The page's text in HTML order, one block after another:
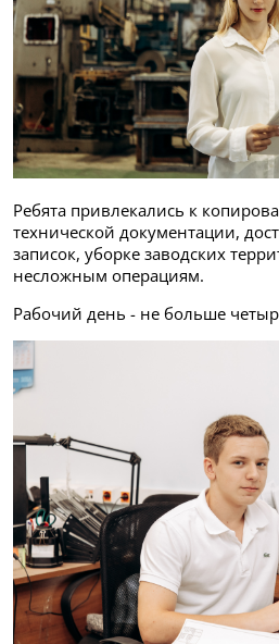
Ребята привлекались к
технической документации,
записок, уборке заводских
несложным операциям.
Рабочий день - не больше